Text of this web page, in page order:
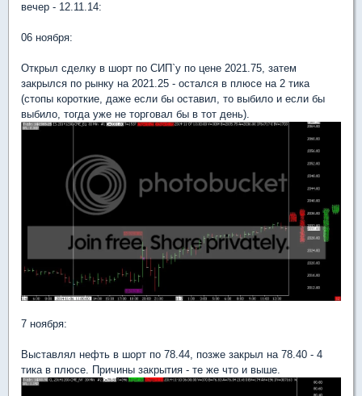
вечер - 12.11.14:
06 ноября:
Открыл сделку в шорт по СИП`у по цене 2021.75, затем
закрылся по рынку на 2021.25 - остался в плюсе на 2 тика
(стопы короткие, даже если бы оставил, то выбило и если бы
выбило, тогда уже не торговал бы в тот день).
7 ноября:
Выставлял нефть в шорт по 78.44, позже закрыл на 78.40 - 4
тика в плюсе. Причины закрытия - те же что и выше.